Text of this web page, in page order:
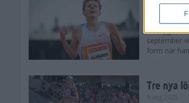
Svenskt
En dryg
september
form när
Tre nya
8 aug 2025